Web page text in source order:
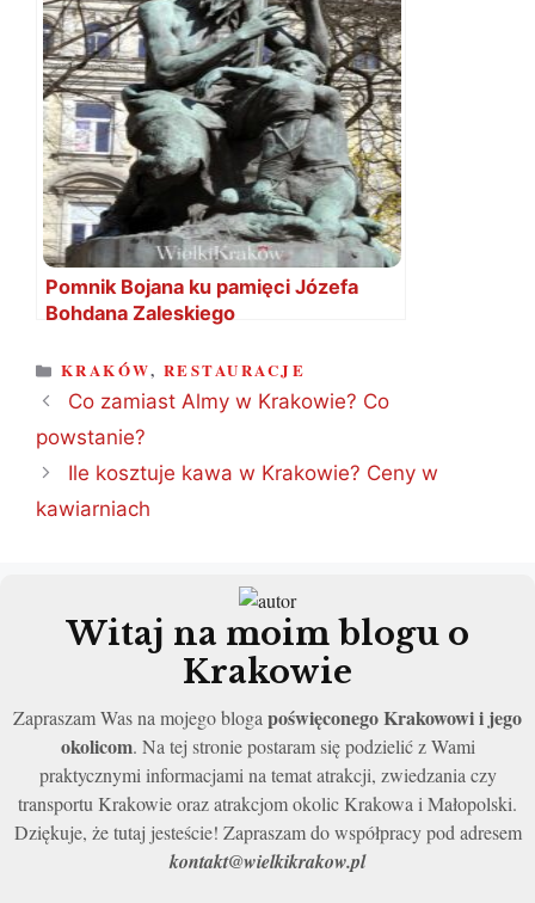
Pomnik Bojana ku pamięci Józefa
Bohdana Zaleskiego
KATEGORIE
KRAKÓW, RESTAURACJE
Co zamiast Almy w Krakowie? Co
powstanie?
Ile kosztuje kawa w Krakowie? Ceny w
kawiarniach
Witaj na moim blogu o
Krakowie
Zapraszam Was na mojego bloga poświęconego Krakowowi i jego
okolicom. Na tej stronie postaram się podzielić z Wami
praktycznymi informacjami na temat atrakcji, zwiedzania czy
transportu Krakowie oraz atrakcjom okolic Krakowa i Małopolski.
Dziękuje, że tutaj jesteście! Zapraszam do współpracy pod adresem
kontakt@wielkikrakow.pl